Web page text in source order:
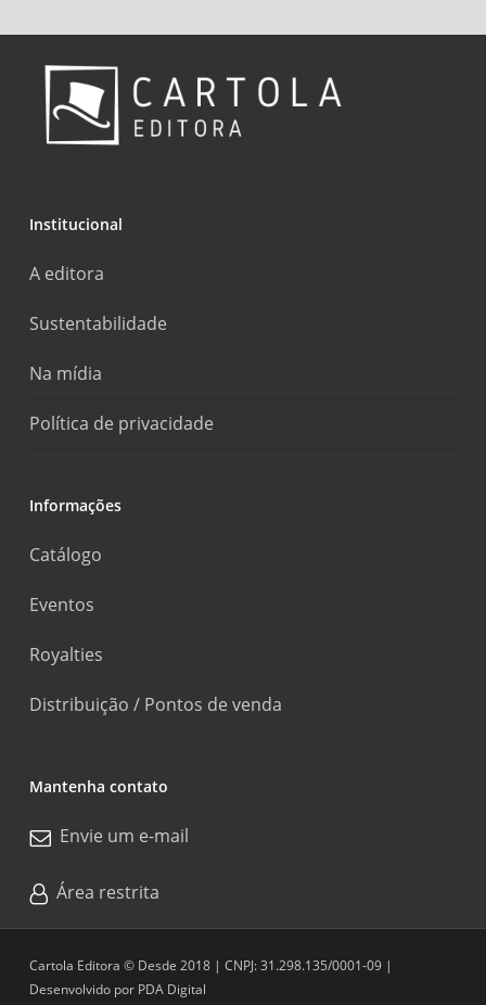
Institucional
A editora
Sustentabilidade
Na mídia
Política de privacidade
Informações
Catálogo
Eventos
Royalties
Distribuição / Pontos de venda
Mantenha contato
Envie um e-mail
Área restrita
Cartola Editora © Desde 2018 | CNPJ: 31.298.135/0001-09 |
Desenvolvido por PDA Digital